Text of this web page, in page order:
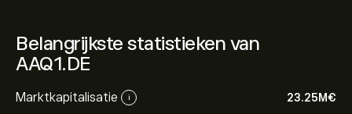
Belangrijkste statistieken van
AAQ1.DE
Marktkapitalisatie i 23.25M‎€‎